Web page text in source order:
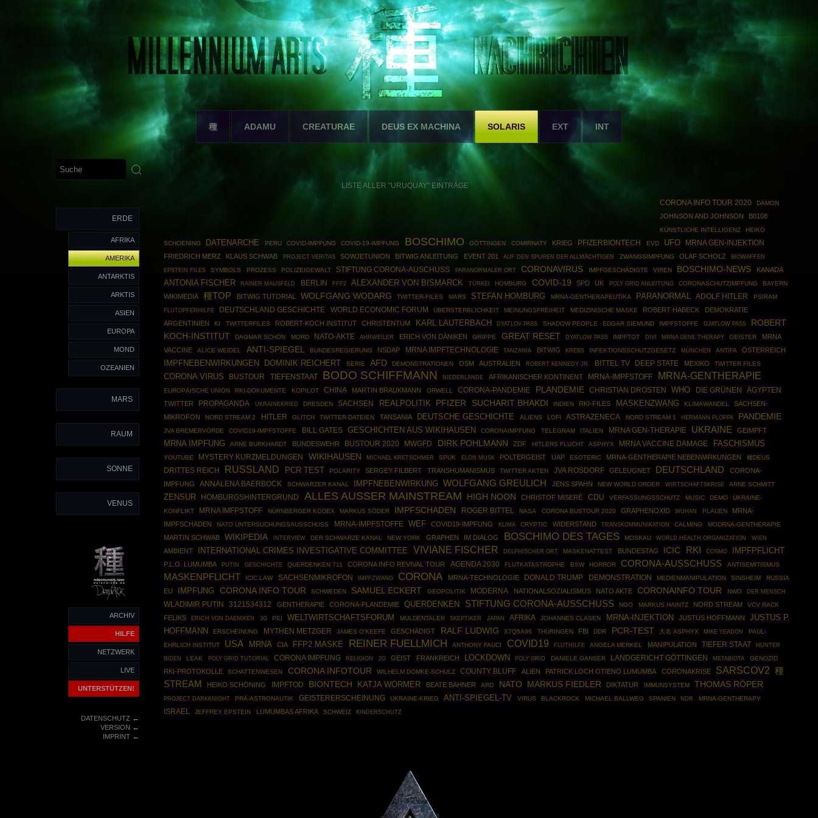
種 ADAMU CREATURAE DEUS EX MACHINA SOLARIS EXT INT
ERDE
AFRIKA
AMERIKA
ANTARKTIS
ARKTIS
ASIEN
EUROPA
MOND
OZEANIEN
MARS
RAUM
SONNE
VENUS
ARCHIV
HILFE
NETZWERK
LIVE
UNTERSTÜTZEN!
DATENSCHUTZ←
VERSION ←
IMPRINT←
LISTE ALLER "URUQUAY" EINTRÄGE
CORONA INFO TOUR 2020 DÄMON
JOHNSON AND JOHNSON B0108
KÜNSTLICHE INTELLIGENZ
HEIKO
SCHOENING
DATENARCHE PERU COVID-IMPFUNG COVID-19-IMPFUNG BOSCHIMO GÖTTINGEN COMIRNATY KRIEG PFIZERBIONTECH EVD UFO MRNA GEN-INJEKTION
FRIEDRICH MERZ KLAUS SCHWAB PROJECT VERITAS SOWJETUNION BITWIG ANLEITUNG EVENT 201 AUF DEN SPUREN DER ALLMÄCHTIGEN ZWANGSIMPFUNG OLAF SCHOLZ
BIOWAFFEN
EPSTEIN FILES
SYMBOLS PROZESS POLIZEIGEWALT STIFTUNG CORONA-AUSCHUSS PARANORMALER ORT CORONAVIRUS IMPFGESCHÄDIGTE VIREN BOSCHIMO-NEWS KANADA
ANTONIA FISCHER RAINER MAUSFELD BERLIN FFP2 ALEXANDER VON BISMARCK TÜRKEI HOMBURG COVID-19 SPD UK POLY GRID ANLEITUNG CORONASCHUTZIMPFUNG BAYERN
WIKIMEDIA 種TOP BITWIG TUTORIAL WOLFGANG WODARG TWITTER-FILES MARS STEFAN HOMBURG MRNA-GENTHERAPEUTIKA PARANORMAL ADOLF HITLER PSIRAM
FLUTOPFERHILFE DEUTSCHLAND GESCHICHTE WORLD ECONOMIC FORUM ÜBERSTERBLICHKEIT MEINUNGSFREIHEIT MEDIZINISCHE MASKE ROBERT HABECK
DEMOKRATIE
ARGENTINIEN
KI TWITTERFILES ROBERT-KOCH INSTITUT CHRISTENTUM KARL LAUTERBACH DYATLOV PASS SHADOW PEOPLE EDGAR SIEMUND IMPFSTOFFE DJATLOW PASS
ROBERT
KOCH-INSTITUT
DAGMAR SCHÖN MORD NATO-AKTE AHRWEILER ERICH VON DÄNIKEN GRIPPE GREAT RESET DYATLOW PASS IMPFTOT DIVI MRNA GENE THERAPY GEISTER
MRNA
VACCINE
ALICE WEIDEL ANTI-SPIEGEL BUNDESREGIERUNG NSDAP MRNA IMPFTECHNOLOGIE TANZANIA BITWIG KREBS INFEKTIONSSCHUTZGESETZ MÜNCHEN ANTIFA ÖSTERREICH
IMPFNEBENWIRKUNGEN DOMINIK REICHERT SERIE AFD DEMONSTRATIONEN OSM AUSTRALIEN ROBERT KENNEDY JR. BITTEL TV DEEP STATE MEXIKO TWITTER FILES
CORONA VIRUS BUSTOUR TIEFENSTAAT BODO SCHIFFMANN NIEDERLANDE AFRIKANISCHER KONTINENT MRNA-IMPFSTOFF MRNA-GENTHERAPIE
EUROPÄISCHE UNION RKI-DOKUMENTE KOPILOT CHINA MARTIN BRAUKMANN ORWELL CORONA-PANDEMIE PLANDEMIE CHRISTIAN DROSTEN WHO DIE GRÜNEN ÄGYPTEN
TWITTER PROPAGANDA UKRAINEKRIEG DRESDEN SACHSEN REALPOLITIK PFIZER SUCHARIT BHAKDI INDIEN RKI-FILES MASKENZWANG KLIMAWANDEL
SACHSEN-
MIKROFON
NORD STREAM 2 HITLER GLITCH TWITTER-DATEIEN TANSANIA DEUTSCHE GESCHICHTE ALIENS LOFI ASTRAZENECA NORD STREAM 1 HERMANN PLOPPA PANDEMIE
JVA BREMERVÖRDE COVID19-IMPFSTOFFE BILL GATES GESCHICHTEN AUS WIKIHAUSEN CORONAIMPFUNG TELEGRAM ITALIEN MRNA GEN-THERAPIE UKRAINE GEIMPFT
MRNA IMPFUNG ARNE BURKHARDT BUNDESWEHR BUSTOUR 2020 MWGFD DIRK POHLMANN ZDF HITLERS FLUCHT ASPHYX MRNA VACCINE DAMAGE FASCHISMUS
YOUTUBE MYSTERY KURZMELDUNGEN WIKIHAUSEN MICHAEL KRETSCHMER SPUK ELON MUSK POLTERGEIST UAP ESOTERIC MRNA-GENTHERAPIE NEBENWIRKUNGEN 種DEUS
DRITTES REICH RUSSLAND PCR TEST POLARITY SERGEY FILBERT TRANSHUMANISMUS TWITTER AKTEN JVA ROSDORF GELEUGNET DEUTSCHLAND
CORONA-
IMPFUNG
ANNALENA BAERBOCK SCHWARZER KANAL IMPFNEBENWIRKUNG WOLFGANG GREULICH JENS SPAHN NEW WORLD ORDER WIRTSCHAFTSKRISE ARNE SCHMITT
ZENSUR HOMBURGSHINTERGRUND ALLES AUSSER MAINSTREAM HIGH NOON CHRISTOF MISERÉ CDU VERFASSUNGSSCHUTZ MUSIC DEMO
UKRAINE-
KONFLIKT
MRNA IMFPSTOFF NÜRNBERGER KODEX MARKUS SÖDER IMPFSCHADEN ROGER BITTEL NASA CORONA BUSTOUR 2020 GRAPHENOXID WUHAN PLAUEN
MRNA-
IMPFSCHADEN
NATO UNTERSUCHUNGSAUSSCHUSS MRNA-IMPFSTOFFE WEF COVID19-IMPFUNG KLIMA CRYPTIC WIDERSTAND TRANSKOMMUNIKATION CALMING MODRNA-GENTHERAPIE
MARTIN SCHWAB WIKIPEDIA INTERVIEW DER SCHWARZE KANAL NEW YORK GRAPHEN IM DIALOG BOSCHIMO DES TAGES MOSKAU WORLD HEALTH ORGANIZATION WIEN
AMBIENT INTERNATIONAL CRIMES INVESTIGATIVE COMMITTEE VIVIANE FISCHER DELPHISCHER ORT MASKENATTEST BUNDESTAG ICIC RKI COSMO IMPFPFLICHT
P.L.O. LUMUMBA PUTIN GESCHICHTE QUERDENKEN 711 CORONA INFO REVIVAL TOUR AGENDA 2030 FLUTKATASTROPHE BSW HORROR CORONA-AUSSCHUSS ANTISEMITISMUS
MASKENPFLICHT ICIC.LAW SACHSENMIKROFON IMPFZWANG CORONA MRNA-TECHNOLOGIE DONALD TRUMP DEMONSTRATION MEDIENMANIPULATION SINSHEIM RUSSIA
EU IMPFUNG CORONA INFO TOUR SCHWEDEN SAMUEL ECKERT GEOPOLITIK MODERNA NATIONALSOZIALISMUS NATO AKTE CORONAINFO TOUR NWO DER MENSCH
WLADIMIR PUTIN 3121534312 GENTHERAPIE CORONA-PLANDEMIE QUERDENKEN STIFTUNG CORONA-AUSSCHUSS NGO MARKUS HAINTZ NORD STREAM VCV RACK
FELIKS ERICH VON DAENIKEN 3G PEI WELTWIRTSCHAFTSFORUM MULDENTALER SKEPTIKER JAPAN AFRIKA JOHANNES CLASEN MRNA-INJEKTION JUSTUS HOFFMANN
JUSTUS P.
HOFFMANN
ERSCHEINUNG MYTHEN METZGER JAMES O'KEEFE GESCHÄDIGT RALF LUDWIG X7Q5A96 THÜRINGEN FBI DDR PCR-TEST 大名 ASPHYX MIKE YEADON
PAUL-
EHRLICH INSTITUT
USA MRNA CIA FFP2 MASKE REINER FUELLMICH ANTHONY FAUCI COVID19 FLUTHILFE ANGELA MERKEL MANIPULATION TIEFER STAAT HUNTER
BIDEN LEAK POLY GRID TUTORIAL CORONA IMPFUNG RELIGION 2G GEIST FRANKREICH LOCKDOWN POLY GRID DANIELE GANSER LANDGERICHT GÖTTINGEN METABIOTA GENOZID
RKI-PROTOKOLLE SCHATTENWESEN CORONA INFOTOUR WILHELM DOMKE-SCHULZ COUNTY BLUFF ALIEN PATRICK LOCH OTIENO LUMUMBA CORONAKRISE SARSCOV2 種
STREAM
HEIKO SCHÖNING IMPFTOD BIONTECH KATJA WÖRMER BEATE BAHNER ARD NATO MARKUS FIEDLER DIKTATUR IMMUNSYSTEM THOMAS RÖPER
PROJECT DARKKNIGHT PRÄ-ASTRONAUTIK GEISTERERSCHEINUNG UKRAINE-KRIEG ANTI-SPIEGEL-TV VIRUS BLACKROCK MICHAEL BALLWEG SPANIEN NDR MRNA-GENTHERAPY
ISRAEL JEFFREY EPSTEIN LUMUMBAS AFRIKA SCHWEIZ KINDERSCHUTZ